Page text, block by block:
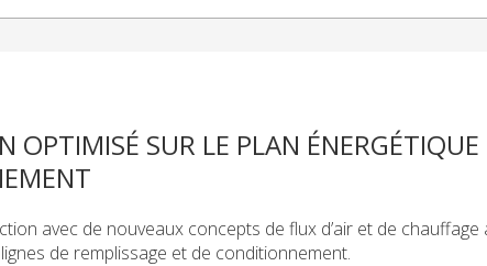
OPTIMISÉ SUR LE PLAN
avec de nouveaux concepts de flux d’air et de chauffage
de remplissage et de conditionnement.